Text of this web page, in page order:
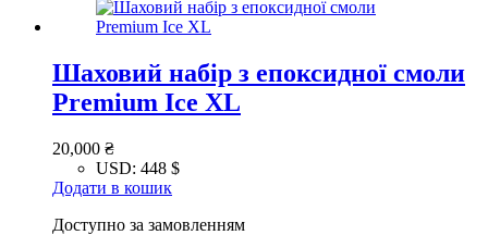
варіантів.
Параметри
вибрати
на
сторінці
Шаховий набір з епоксидної смоли
Premium Ice XL
20,000 ₴
USD: 448 $
Додати в кошик
Доступно за замовленням